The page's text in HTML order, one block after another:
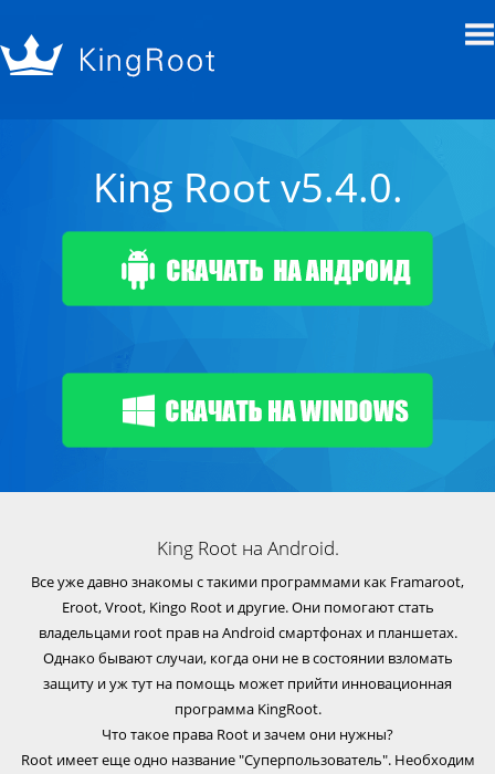
King Root v5.4.0.
King Root на Android.
Все уже давно знакомы с такими программами как Framaroot,
Eroot, Vroot, Kingo Root и другие. Они помогают стать
владельцами root прав на Android смартфонах и планшетах.
Однако бывают случаи, когда они не в состоянии взломать
защиту и уж тут на помощь может прийти инновационная
программа KingRoot.
Что такое права Root и зачем они нужны?
Root имеет еще одно название "Суперпользователь". Необходим